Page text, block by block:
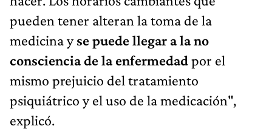
pueden tener alteran la toma de la
medicina yse puede llegar a la no
consciencia de la enfermedadpor el
mismo prejuicio del tratamiento
psiquiátrico y el uso de la medicación",
explicó.